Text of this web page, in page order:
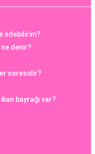
edebilirim?
denir?
neresidir?
bayrağı var?